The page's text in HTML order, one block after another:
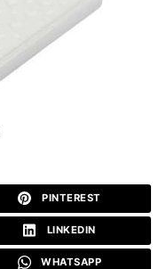
PINTEREST
LINKEDIN
WHATSAPP